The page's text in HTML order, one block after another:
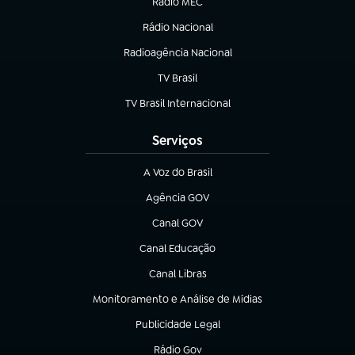
Rádio Nacional
(abre em nova aba)
Radioagência Nacional
(abre em nova aba)
TV Brasil
(abre em nova aba)
TV Brasil Internacional
(abre em nova aba)
Serviços
A Voz do Brasil
(abre em nova aba)
Agência GOV
(abre em nova aba)
Canal GOV
(abre em nova aba)
Canal Educação
(abre em nova aba)
Canal Libras
(abre em nova aba)
Monitoramento e Análise de Mídias
(abre em nova aba)
Publicidade Legal
(abre em nova aba)
Rádio Gov